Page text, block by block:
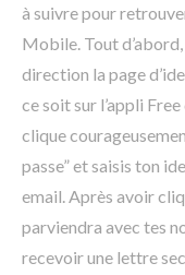
à suivre pour
Mobile. Tout
direction la page
ce soit sur l’appli
clique
passe” et saisis ton
email. Après avoir
parviendra avec tes
recevoir une lettre